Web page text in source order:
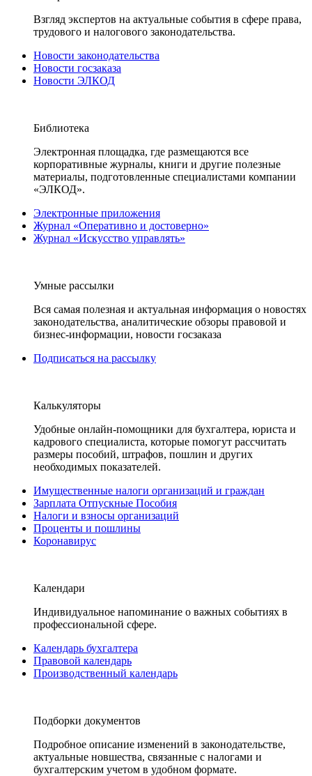
Взгляд экспертов на актуальные события в сфере права,
трудового и налогового законодательства.
Новости законодательства
Новости госзаказа
Новости ЭЛКОД
Библиотека
Электронная площадка, где размещаются все
корпоративные журналы, книги и другие полезные
материалы, подготовленные специалистами компании
«ЭЛКОД».
Электронные приложения
Журнал «Оперативно и достоверно»
Журнал «Искусство управлять»
Умные рассылки
Вся самая полезная и актуальная информация о новостях
законодательства, аналитические обзоры правовой и
бизнес-информации, новости госзаказа
Подписаться на рассылку
Калькуляторы
Удобные онлайн-помощники для бухгалтера, юриста и
кадрового специалиста, которые помогут рассчитать
размеры пособий, штрафов, пошлин и других
необходимых показателей.
Имущественные налоги организаций и граждан
Зарплата Отпускные Пособия
Налоги и взносы организаций
Проценты и пошлины
Коронавирус
Календари
Индивидуальное напоминание о важных событиях в
профессиональной сфере.
Календарь бухгалтера
Правовой календарь
Производственный календарь
Подборки документов
Подробное описание изменений в законодательстве,
актуальные новшества, связанные с налогами и
бухгалтерским учетом в удобном формате.